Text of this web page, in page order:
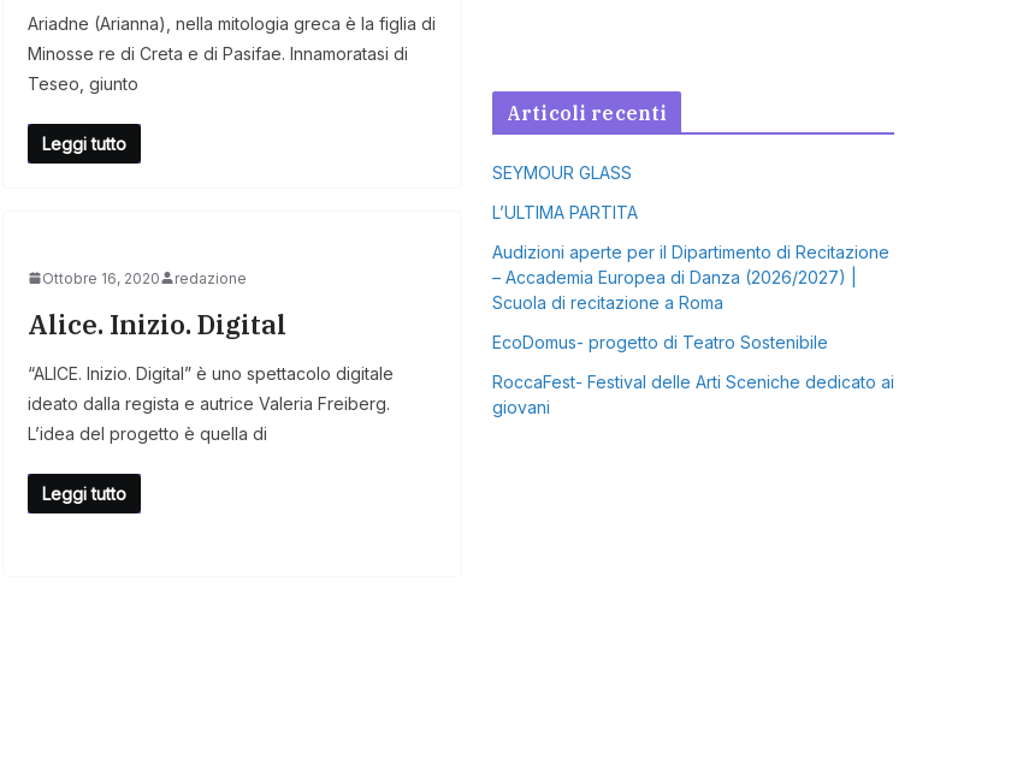
Ariadne (Arianna), nella mitologia greca è la figlia di
Minosse re di Creta e di Pasifae. Innamoratasi di
Teseo, giunto
Leggi tutto
Ottobre 16, 2020 redazione
Alice. Inizio. Digital
“ALICE. Inizio. Digital” è uno spettacolo digitale
ideato dalla regista e autrice Valeria Freiberg.
L’idea del progetto è quella di
Leggi tutto
Articoli recenti
SEYMOUR GLASS
L’ULTIMA PARTITA
Audizioni aperte per il Dipartimento di Recitazione
– Accademia Europea di Danza (2026/2027) |
Scuola di recitazione a Roma
EcoDomus- progetto di Teatro Sostenibile
RoccaFest- Festival delle Arti Sceniche dedicato ai
giovani